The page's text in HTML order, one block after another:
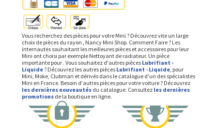
Vous recherchez des pièces pour votre Mini ? Découvrez vite un large
choix de pièces du rayon , Nancy Mini Shop. Comment Faire ? Les
internautes souhaitant les meilleures pièces et accessoires pour leur
Mini ont choisi par exemple Nettoyant de radiateur. Un pièce
importante pour . Vous souhaitez d'autres pièces Lubrifiant -
Liquide? Découvrez les autres pièces Lubrifiant - Liquide, pour
Mini, Moke, Clubman et dérivés dans le catalogue d'un des spécialistes
Mini en France. Besoin d'autres pièces pour votre voiture ? Découvrez
les dernières nouveautésdu catalogue. Consultez les dernières
promotionsde la boutique en ligne.